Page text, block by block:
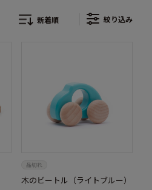
絞り込み
木のビートル（ライトブルー）